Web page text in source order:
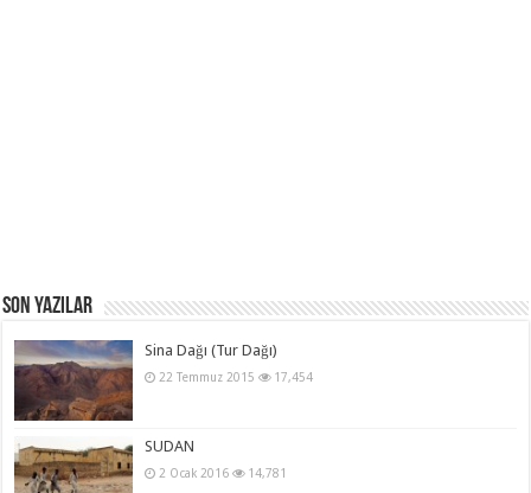
Son Yazılar
Sina Dağı (Tur Dağı)
22 Temmuz 2015 17,454
SUDAN
2 Ocak 2016 14,781